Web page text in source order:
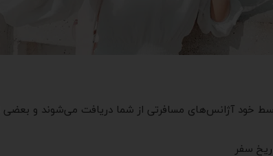
توسط خود آژانس‌های مسافرتی از شما دریافت می‌شوند و